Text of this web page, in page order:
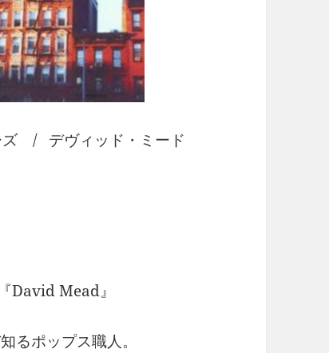
/ デヴィッド・ミード
David Mead』
るポップス職人。